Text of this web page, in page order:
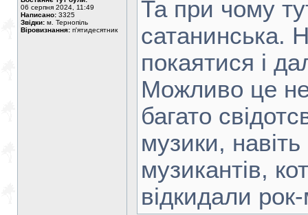
06 серпня 2024, 11:49
Написано: 3325
Звідки: м. Тернопіль
Віровизнання: п'ятидесятник
Та при чому
сатанинська.
покаятися і
Можливо це
багато
музики,
музикантів,
відкидали